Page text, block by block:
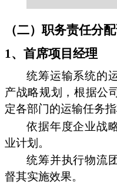
（二）职务责任分
1、首席项目经理
统筹运输系统的
产战略规划，根据公
定各部门的运输任务指
依据年度企业战
业计划。
统筹并执行物流
督其实施效果。